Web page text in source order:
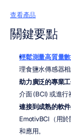
查看產品
關鍵要點
輕鬆測量高質量
理食鹽水傳感器
助力廣泛的專業
介面 (BCI) 或進行
連接到成熟的軟
EmotivBCI（用
和應用。